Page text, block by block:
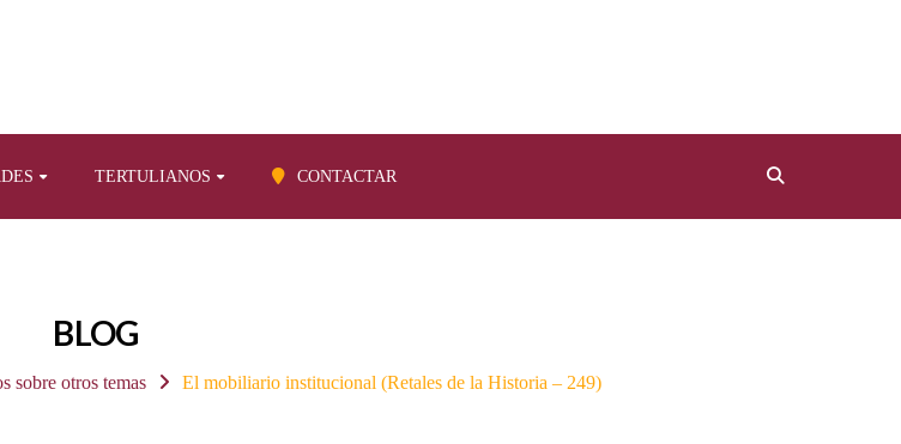
TERTULIANOS CONTACTAR
BLOG
sobre otros temas El mobiliario institucional (Retales de la Historia – 249)